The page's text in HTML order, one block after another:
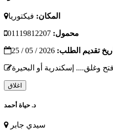
المكان: فيكتوريا
محمول:
تقديم الطلب:
فتح وغلق.... إسكندرية أو البحيرة
اغلاق
د. حياة أحمد
سيدي جابر